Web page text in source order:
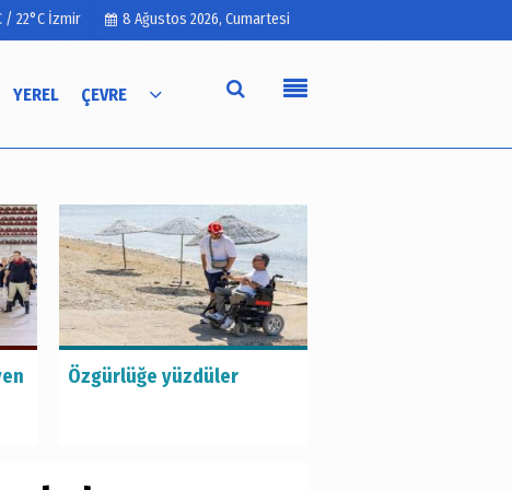
/ 22°C İzmir 8 Ağustos 2026, Cumartesi
YEREL ÇEVRE
İletişim
Çerez Politikası
Gizlilik İlkeleri
Özgürlüğe yüzdüler